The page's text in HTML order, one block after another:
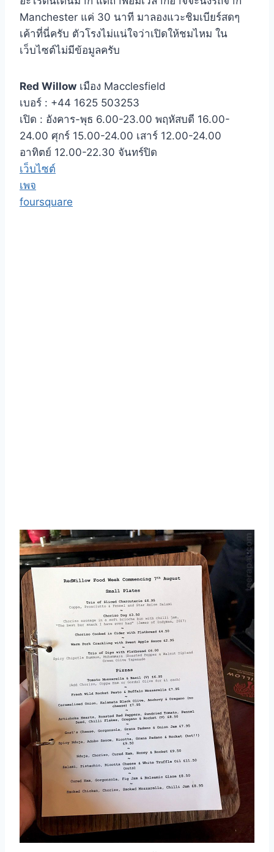
Manchester แค่ 30 นาที มาลองแวะชิมเบียร์สดๆ
เค้าที่นี่ครับ ตัวโรงไม่แน่ใจว่าเปิดให้ชมไหม ใน
เว็บไซต์ไม่มีข้อมูลครับ
Red Willow เมือง Macclesfield
เบอร์ : +44 1625 503253
เปิด : อังคาร-พุธ 6.00-23.00 พฤหัสบดี 16.00-
24.00 ศุกร์ 15.00-24.00 เสาร์ 12.00-24.00
อาทิตย์ 12.00-22.30 จันทร์ปิด
เว็บไซต์
เพจ
foursquare